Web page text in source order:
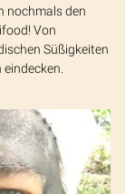
nochmals den
Von
Süßigkeiten